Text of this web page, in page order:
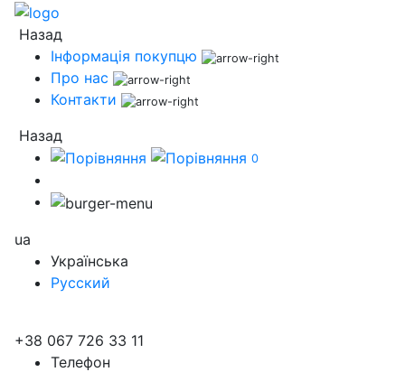
Назад
Інформація покупцю
Про нас
Контакти
Назад
0
ua
Українська
Русский
+38 067 726 33 11
Телефон